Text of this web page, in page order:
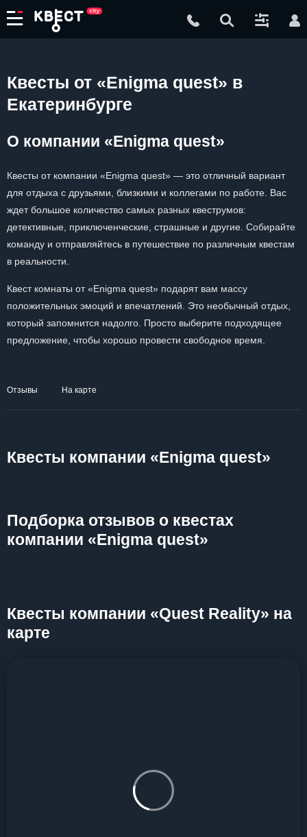
Квесты от «Enigma quest» в
Екатеринбурге
О компании «Enigma quest»
Квесты от компании «Enigma quest» — это отличный вариант
для отдыха с друзьями, близкими и коллегами по работе. Вас
ждет большое количество самых разных квеструмов:
детективные, приключенческие, страшные и другие. Собирайте
команду и отправляйтесь в путешествие по различным квестам
в реальности.
Квест комнаты от «Enigma quest» подарят вам массу
положительных эмоций и впечатлений. Это необычный отдых,
который запомнится надолго. Просто выберите подходящее
предложение, чтобы хорошо провести свободное время.
Отзывы На карте
Квесты компании «Enigma quest»
Подборка отзывов о квестах
компании «Enigma quest»
Квесты компании «Quest Reality» на
карте